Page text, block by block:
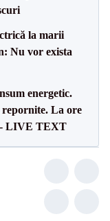
la marii
Nu vor exista
energetic.
repornite. La ore
- LIVE TEXT